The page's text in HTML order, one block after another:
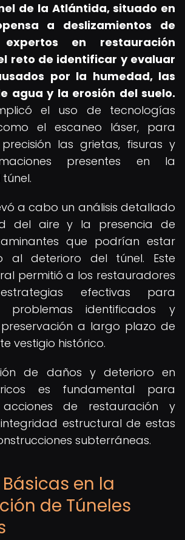
de la Atlántida, situado en
a deslizamientos de
expertos en restauración
reto de identificar y evaluar
por la humedad, las
agua y la erosión del suelo.
el uso de tecnologías
el escaneo láser, para
las grietas, fisuras y
presentes en la
a cabo un análisis detallado
del aire y la presencia de
que podrían estar
al deterioro del túnel. Este
permitió a los restauradores
efectivas para
identificados y
a largo plazo de
vestigio histórico.
de daños y deterioro en
es fundamental para
de restauración y
estructural de estas
subterráneas.
en la
de Túneles